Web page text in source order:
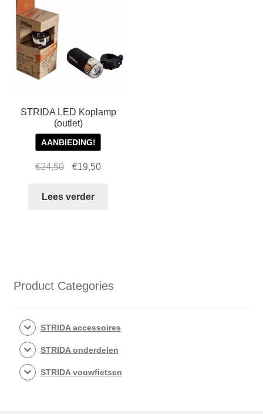
STRIDA LED Koplamp
(outlet)
AANBIEDING!
€24,50
Oorspronkelijke
was:
€19,50Huidige
Lees verder
Product Categories
STRIDA accessoires
STRIDA onderdelen
STRIDA vouwfietsen